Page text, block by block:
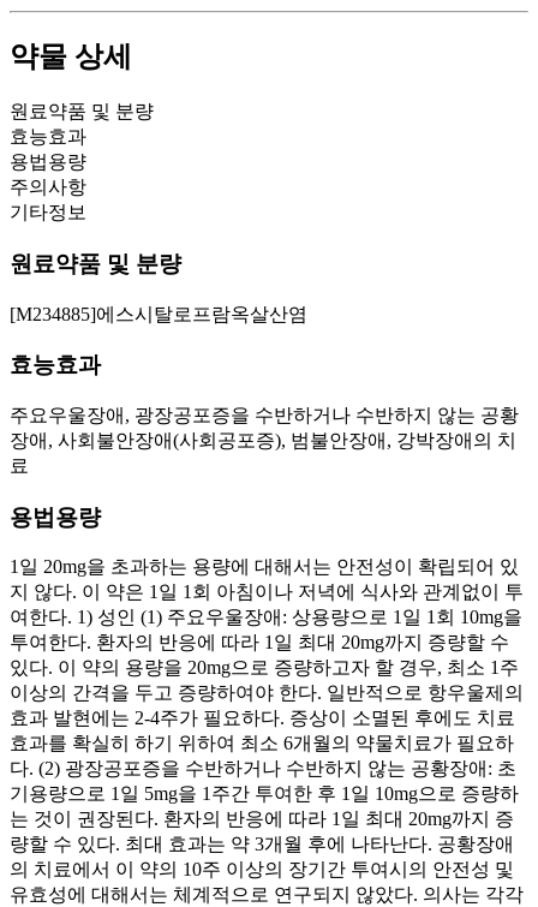
약물 상세
원료약품 및 분량
효능효과
용법용량
주의사항
기타정보
원료약품 및 분량
[M234885]에스시탈로프람옥살산염
효능효과
주요우울장애, 광장공포증을 수반하거나 수반하지 않는 공황
장애, 사회불안장애(사회공포증), 범불안장애, 강박장애의 치
료
용법용량
1일 20mg을 초과하는 용량에 대해서는 안전성이 확립되어 있
지 않다. 이 약은 1일 1회 아침이나 저녁에 식사와 관계없이 투
여한다. 1) 성인 (1) 주요우울장애: 상용량으로 1일 1회 10mg을
투여한다. 환자의 반응에 따라 1일 최대 20mg까지 증량할 수
있다. 이 약의 용량을 20mg으로 증량하고자 할 경우, 최소 1주
이상의 간격을 두고 증량하여야 한다. 일반적으로 항우울제의
효과 발현에는 2-4주가 필요하다. 증상이 소멸된 후에도 치료
효과를 확실히 하기 위하여 최소 6개월의 약물치료가 필요하
다. (2) 광장공포증을 수반하거나 수반하지 않는 공황장애: 초
기용량으로 1일 5mg을 1주간 투여한 후 1일 10mg으로 증량하
는 것이 권장된다. 환자의 반응에 따라 1일 최대 20mg까지 증
량할 수 있다. 최대 효과는 약 3개월 후에 나타난다. 공황장애
의 치료에서 이 약의 10주 이상의 장기간 투여시의 안전성 및
유효성에 대해서는 체계적으로 연구되지 않았다. 의사는 각각